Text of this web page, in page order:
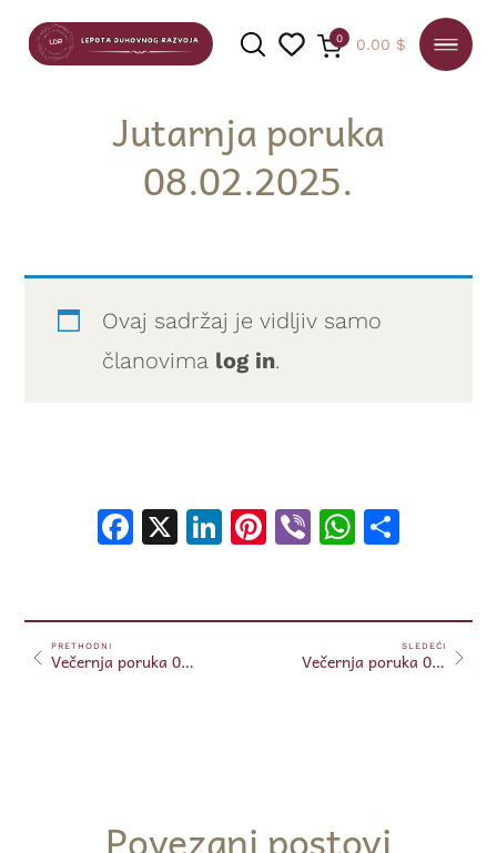
PRETRAGA
0 0.00 $
Jutarnja poruka
08.02.2025.
Ovaj sadržaj je vidljiv samo
članovima log in.
Facebook
X LinkedIn
Pinterest
Viber
PRETHODNI
Večernja poruka 07.02.2025.
SLEDEĆI
Večernja poruka 08.02.2025.
Povezani postovi